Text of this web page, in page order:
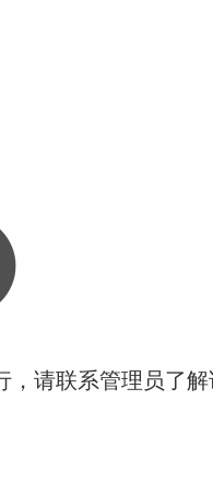
，请联系管理员了